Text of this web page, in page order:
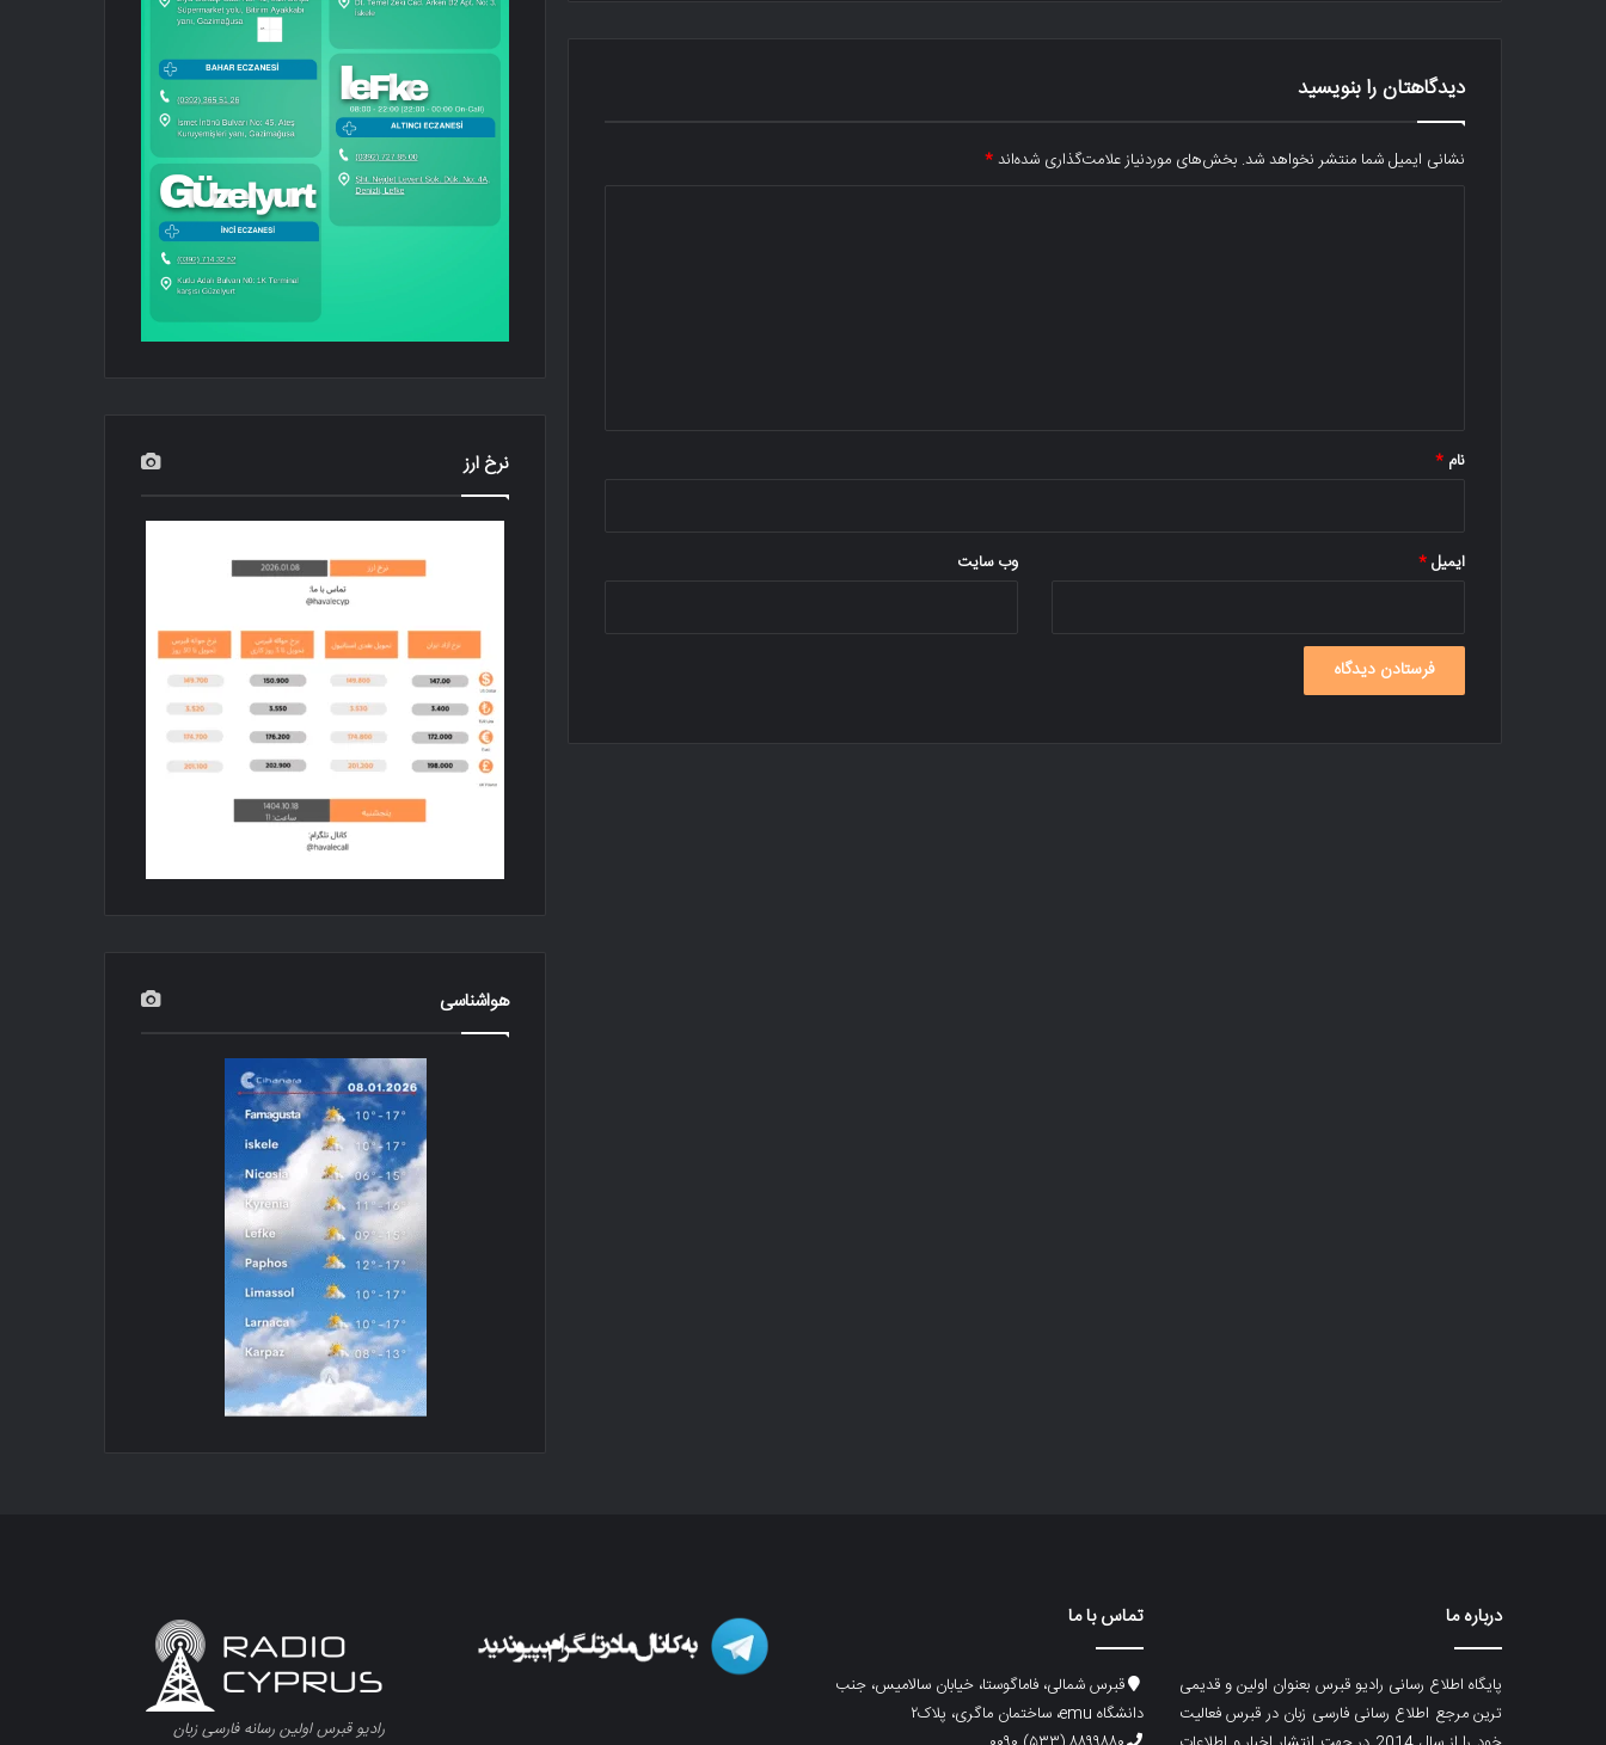
دیدگاهتان را بنویسید
نشانی ایمیل شما منتشر نخواهد شد. بخش‌های موردنیاز علامت‌گذاری شده‌اند*
نام *
ایمیل* وب‌ سایت
نرخ ارز
هواشناسی
درباره ما
پایگاه اطلاع رسانی رادیو قبرس بعنوان اولین و قدیمی
ترین مرجع اطلاع رسانی فارسی زبان در قبرس فعالیت
تماس با ما
قبرس شمالی، فاماگوستا، خیابان سالامیس، جنب
دانشگاه emu، ساختمان ماگری، پلاک۲
رادیو قبرس اولین رسانه فارسی زبان